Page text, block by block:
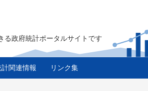
る政府統計ポータルサイトです
計関連情報 リンク集